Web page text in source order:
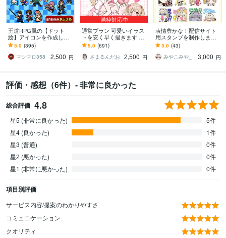
王道RPG風の【ドット
絵】アイコンを作成しま
す Twitch・配信にも！動
くGIFアニメ制作可/商用O
K
5.0 (395)
マシマロ358
2,500 円
満枠対応中
通常プラン 可愛いイラス
トを安く早く描きます 歌
ってみた、グッズなど…
用途に合わせた貴方だけ
のイラストを！
5.0 (691)
さまるんだお
2,500 円
表情豊かな！配信サイト
用スタンプを制作します Y
ouTube・Twitch・LINEス
タンプにオススメ！
5.0 (43)
みやこみや_
3,000 円
評価・感想（6件）- 非常に良かった
総合評価 4.8
星5 (非常に良かった)
5件
星4 (良かった)
1件
星3 (普通)
0件
星2 (悪かった)
0件
星1 (非常に悪かった)
0件
項目別評価
サービス内容/提案のわかりやすさ
コミュニケーション
クオリティ